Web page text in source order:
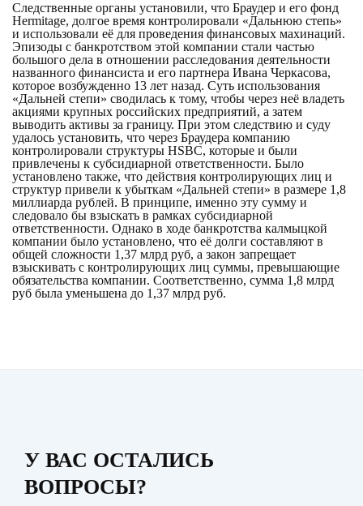
Следственные органы установили, что Браудер и его фонд
Hermitage, долгое время контролировали «Дальнюю степь»
и использовали её для проведения финансовых махинаций.
Эпизоды с банкротством этой компании стали частью
большого дела в отношении расследования деятельности
названного финансиста и его партнера Ивана Черкасова,
которое возбужденно 13 лет назад. Суть использования
«Дальней степи» сводилась к тому, чтобы через неё владеть
акциями крупных российских предприятий, а затем
выводить активы за границу. При этом следствию и суду
удалось установить, что через Браудера компанию
контролировали структуры HSBC, которые и были
привлечены к субсидиарной ответственности. Было
установлено также, что действия контролирующих лиц и
структур привели к убыткам «Дальней степи» в размере 1,8
миллиарда рублей. В принципе, именно эту сумму и
следовало бы взыскать в рамках субсидиарной
ответственности. Однако в ходе банкротства калмыцкой
компании было установлено, что её долги составляют в
общей сложности 1,37 млрд руб, а закон запрещает
взыскивать с контролирующих лиц суммы, превышающие
обязательства компании. Соответственно, сумма 1,8 млрд
руб была уменьшена до 1,37 млрд руб.
У ВАС ОСТАЛИСЬ
ВОПРОСЫ?